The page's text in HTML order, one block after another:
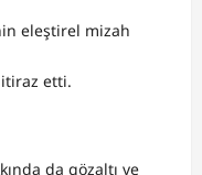
eleştirel mizah
etti.
da gözaltı ve